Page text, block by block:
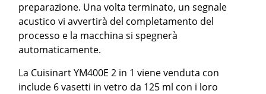
preparazione. Una volta terminato, un segnale
acustico vi avvertirà del completamento del
processo e la macchina si spegnerà
automaticamente.
La Cuisinart YM400E 2 in 1 viene venduta con
include 6 vasetti in vetro da 125 ml con i loro